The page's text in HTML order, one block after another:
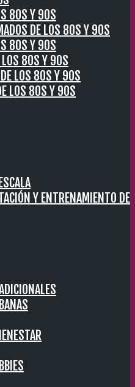
80S Y 90S
DE LOS 80S Y 90S
80S Y 90S
LOS 80S Y 90S
LOS 80S Y 90S
LOS 80S Y 90S
Y ENTRENAMIENTO DE